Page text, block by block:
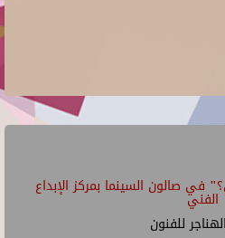
في صالون السينما بمركز الإبداع
الفني
للفنون